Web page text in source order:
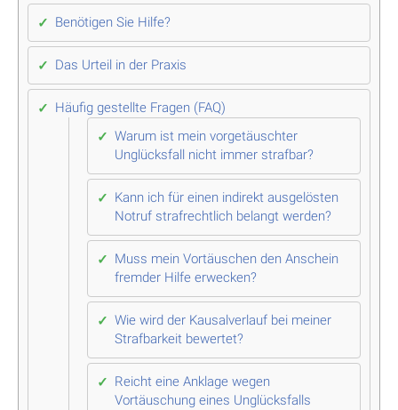
Benötigen Sie Hilfe?
Das Urteil in der Praxis
Häufig gestellte Fragen (FAQ)
Warum ist mein vorgetäuschter
Unglücksfall nicht immer strafbar?
Kann ich für einen indirekt ausgelösten
Notruf strafrechtlich belangt werden?
Muss mein Vortäuschen den Anschein
fremder Hilfe erwecken?
Wie wird der Kausalverlauf bei meiner
Strafbarkeit bewertet?
Reicht eine Anklage wegen
Vortäuschung eines Unglücksfalls